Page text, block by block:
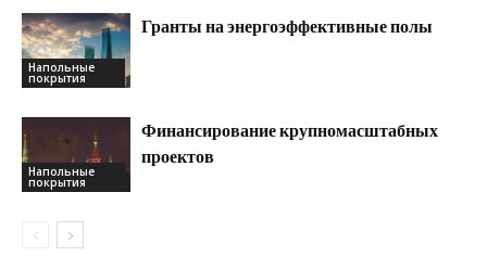
Напольные
покрытия
Гранты на энергоэффективные полы
Напольные
покрытия
Финансирование крупномасштабных
проектов